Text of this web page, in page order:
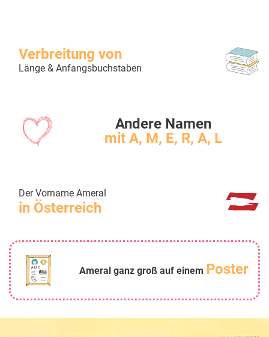
Verbreitung von
Länge & Anfangsbuchstaben
Andere Namen
mit A, M, E, R, A, L
Der Vorname Ameral
in Österreich
Ameral ganz groß auf einem Poster